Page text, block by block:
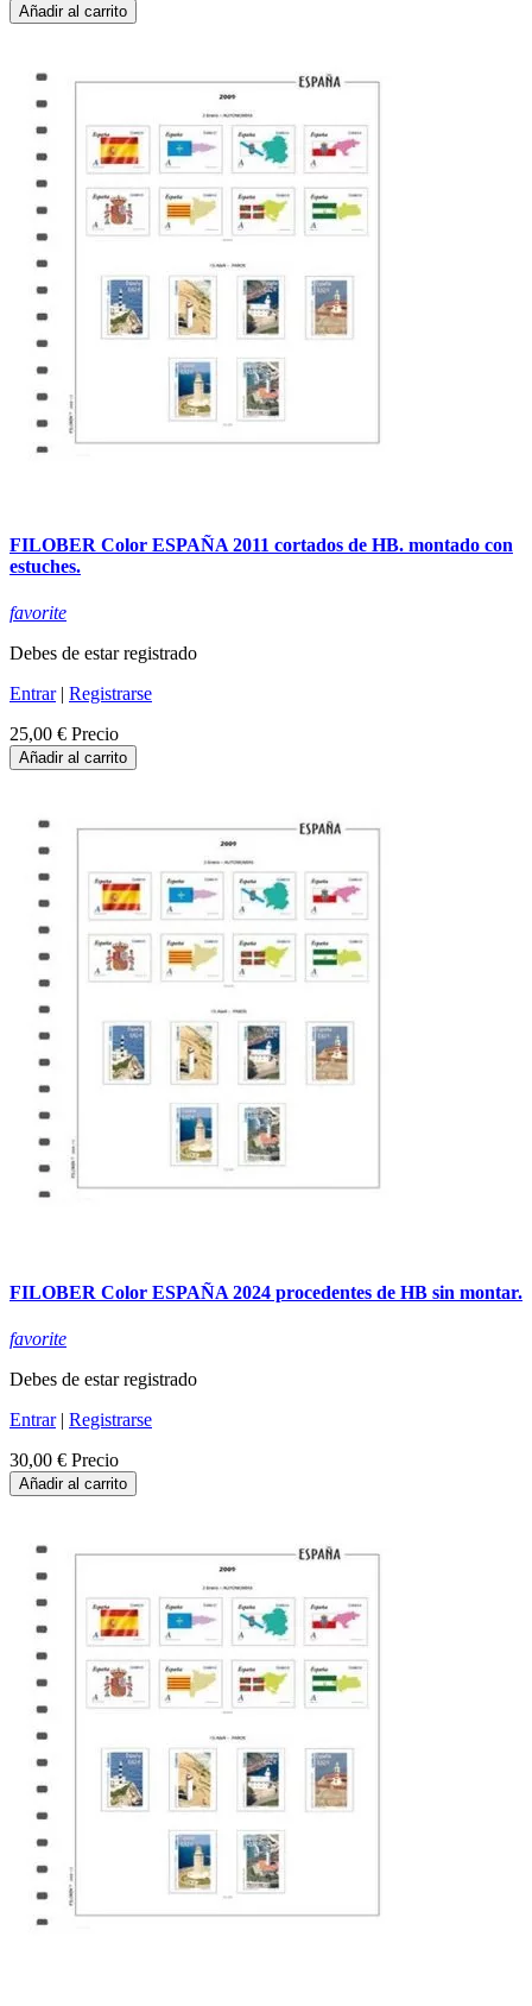
Añadir al carrito
FILOBER Color ESPAÑA 2011 cortados de HB. montado con
estuches.
favorite
Debes de estar registrado
Entrar| Registrarse
25,00 € Precio
Añadir al carrito
FILOBER Color ESPAÑA 2024 procedentes de HB sin montar.
favorite
Debes de estar registrado
Entrar| Registrarse
30,00 € Precio
Añadir al carrito